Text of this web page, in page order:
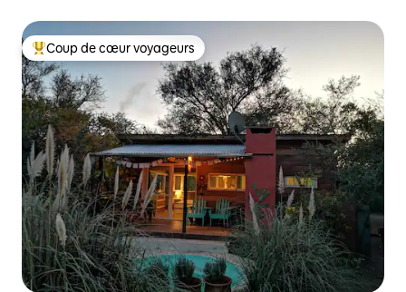
Coups de cœur voyageurs les plus appréciés
Coup de cœur voyageurs